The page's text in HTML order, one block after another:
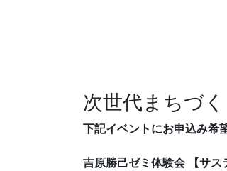
次世代まちづ
下記イベントにお申込み希
吉原勝己ゼミ体験会 【サス